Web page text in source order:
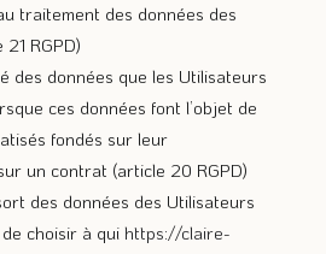
traitement des données des
RGPD)
des données que les Utilisateurs
ces données font l’objet de
fondés sur leur
un contrat (article 20 RGPD)
des données des Utilisateurs
choisir à qui https://claire-